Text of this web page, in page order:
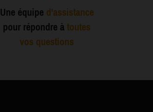
Une équipe d'assistance
pour répondre à toutes
vos questions